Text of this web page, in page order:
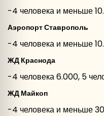
-4 человека и меньше
Аэропорт Ставрополь
-4 человека и меньше
ЖД Краснода
-4 человека 6.000, 5
ЖД Майкоп
-4 человека и меньше